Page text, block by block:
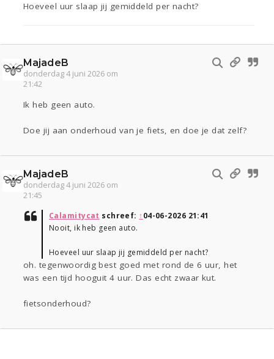
Hoeveel uur slaap jij gemiddeld per nacht?
MajadeB
donderdag 4 juni 2026 om
21:42
Ik heb geen auto.
Doe jij aan onderhoud van je fiets, en doe je dat zelf?
MajadeB
donderdag 4 juni 2026 om
21:45
Calamitycat schreef: ↑04-06-2026 21:41
Nooit, ik heb geen auto.
Hoeveel uur slaap jij gemiddeld per nacht?
oh. tegenwoordig best goed met rond de 6 uur, het
was een tijd hooguit 4 uur. Das echt zwaar kut.
fietsonderhoud?